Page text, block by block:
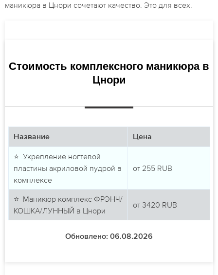
маникюра в Цнори сочетают качество. Это для всех.
Стоимость комплексного маникюра в
Цнори
Название Цена
⭐ Укрепление ногтевой
пластины акриловой пудрой в
комплексе
от 255 RUB
⭐ Маникюр комплекс ФРЭНЧ/
КОШКА/ЛУННЫЙ в Цнори
от 3420 RUB
Обновлено: 06.08.2026